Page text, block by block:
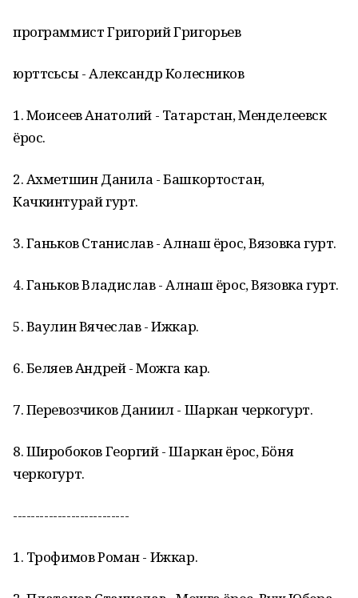
программист Григорий Григорьев
юрттӥсьсы - Александр Колесников
1. Моисеев Анатолий - Татарстан, Менделеевск
ёрос.
2. Ахметшин Данила - Башкортостан,
Качкинтурай гурт.
3. Ганьков Станислав - Алнаш ёрос, Вязовка гурт.
4. Ганьков Владислав - Алнаш ёрос, Вязовка гурт.
5. Ваулин Вячеслав - Ижкар.
6. Беляев Андрей - Можга кар.
7. Перевозчиков Даниил - Шаркан черкогурт.
8. Широбоков Георгий - Шаркан ёрос, Бӧня
черкогурт.
--------------------------
1. Трофимов Роман - Ижкар.